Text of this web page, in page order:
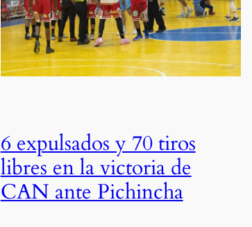
6 expulsados y 70 tiros
libres en la victoria de
CAN ante Pichincha